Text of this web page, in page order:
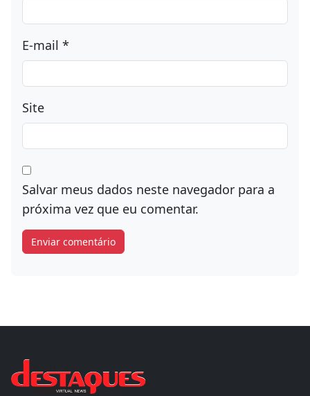
E-mail *
Site
Salvar meus dados neste navegador para a
próxima vez que eu comentar.